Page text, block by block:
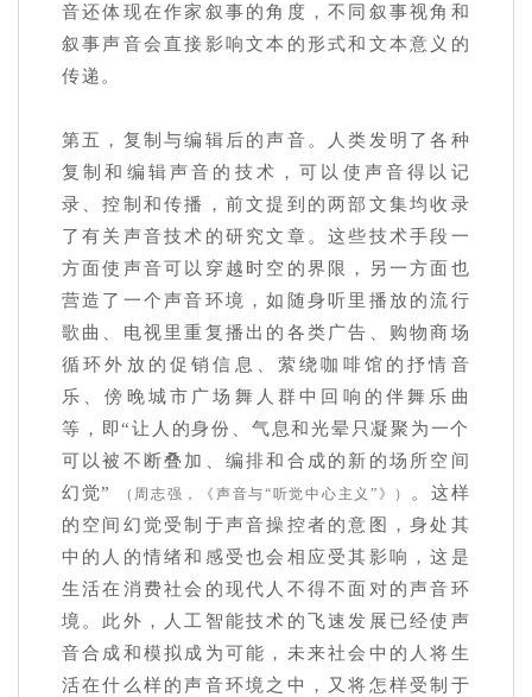
音还体现在作家叙事的角度，不同叙事视角和
叙事声音会直接影响文本的形式和文本意义的
传递。
第五，复制与编辑后的声音。人类发明了各种
复制和编辑声音的技术，可以使声音得以记
录、控制和传播，前文提到的两部文集均收录
了有关声音技术的研究文章。这些技术手段一
方面使声音可以穿越时空的界限，另一方面也
营造了一个声音环境，如随身听里播放的流行
歌曲、电视里重复播出的各类广告、购物商场
循环外放的促销信息、萦绕咖啡馆的抒情音
乐、傍晚城市广场舞人群中回响的伴舞乐曲
等，即“让人的身份、气息和光晕只凝聚为一个
可以被不断叠加、编排和合成的新的场所空间
幻觉”
（周志强，《声音与“听觉中心主义”》） 。这样
的空间幻觉受制于声音操控者的意图，身处其
中的人的情绪和感受也会相应受其影响，这是
生活在消费社会的现代人不得不面对的声音环
境。此外，人工智能技术的飞速发展已经使声
音合成和模拟成为可能，未来社会中的人将生
活在什么样的声音环境之中，又将怎样受制于